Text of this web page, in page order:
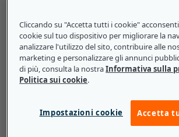
Servizio di
cosa devono sapere le
medie imprese
Le PMI possono utilizzare i servizi di
per accedere in modo sicuro ad
Cliccando su "Accetta tutti i cookie"
cookie sul tuo dispositivo per migliorare la
analizzare l'utilizzo del sito, contribuire alle
marketing e personalizzare gli annunci
di più, consulta la nostraInformativa sulla
Politica sui cookie.
Impostazioni cookie Accetta